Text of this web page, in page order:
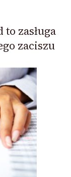
zasługa
zaciszu